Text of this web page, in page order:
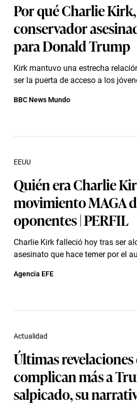
Por qué Charlie
conservador
para Donald Trump
Kirk mantuvo una estrecha
ser la puerta de acceso a los
BBC News Mundo
Quién era Charlie
movimiento MAGA
oponentes | PERFIL
Charlie Kirk falleció hoy tras ser
asesinato que hace temer por el
EEUU
Agencia EFE
Últimas
complican más a
salpicado, su
Actualidad